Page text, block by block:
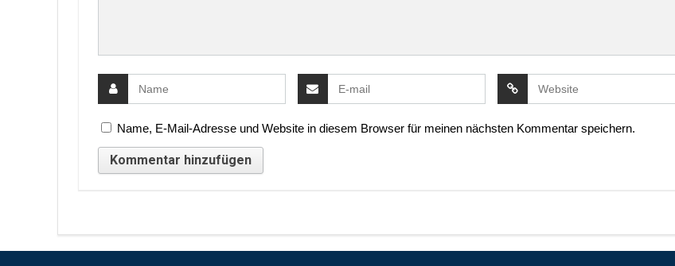
Name, E-Mail-Adresse und Website in diesem Browser für meinen nächsten Kommentar speichern.